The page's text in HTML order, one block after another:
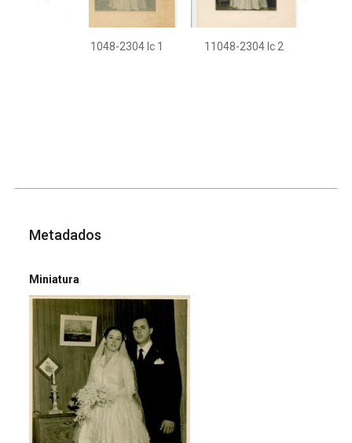
11048-2304 Ic 1 11048-2304 Ic 2
Metadados
Miniatura